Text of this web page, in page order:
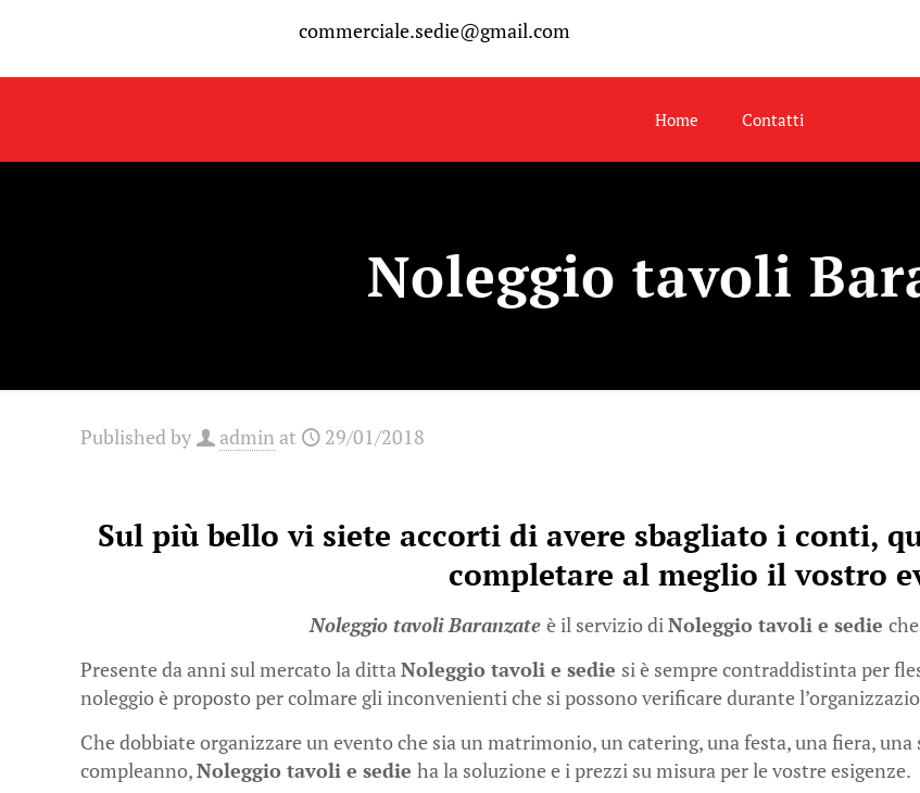
commerciale.sedie@gmail.com
Home Contatti
Noleggio tavoli
Published by admin at 29/01/2018
Sul più bello vi siete accorti di avere sbagliato i conti,
completare al meglio il vostro
Noleggio tavoli Baranzateè il servizio diNoleggio tavoli e sedie
Presente da anni sul mercato la dittaNoleggio tavoli e sedie si è sempre contraddistinta per
noleggio è proposto per colmare gli inconvenienti che si possono verificare durante
Che dobbiate organizzare un evento che sia un matrimonio, un catering, una festa, una fiera, una
compleanno,Noleggio tavoli e sedieha la soluzione e i prezzi su misura per le vostre esigenze.